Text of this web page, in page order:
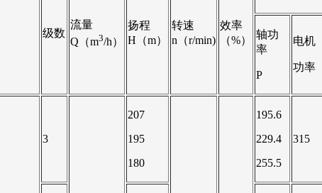
级数
流量
Q（m3/h）
扬程
H（m）
转速
n（r/min)
效率
（%）
轴功
率
P
电机
功率
3
207
195
180
195.6
229.4
255.5
315